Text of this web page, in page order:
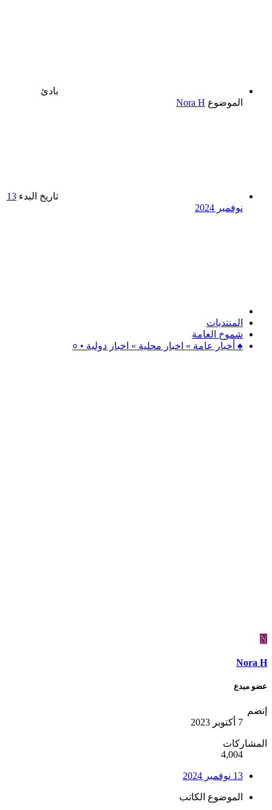
بادئ
الموضوع Nora H
تاريخ البدء 13
نوفمبر 2024
المنتديات
شموخ العامة
♠ أخبار عامة » اخبار محلية » اخبار دولية • ०
N
Nora H
عضو مبدع
إنضم
7 أكتوبر 2023
المشاركات
4,004
13 نوفمبر 2024
الموضوع الكاتب